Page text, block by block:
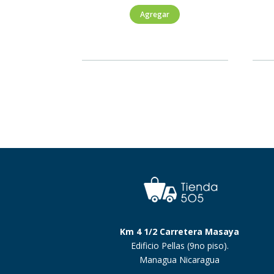
Cabernet
Agregar
Km 4 1/2 Carretera Masaya
Edificio Pellas (9no piso).
Managua Nicaragua